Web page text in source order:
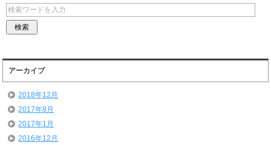
アーカイブ
2018年12月
2017年8月
2017年1月
2016年12月